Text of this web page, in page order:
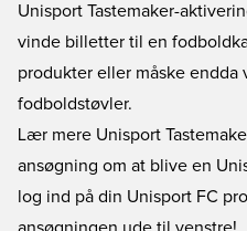
Unisport Tastemaker-
vinde billetter til en
produkter eller måske endda
fodboldstøvler.
Lær mere Unisport
ansøgning om at blive en
log ind på din Unisport FC